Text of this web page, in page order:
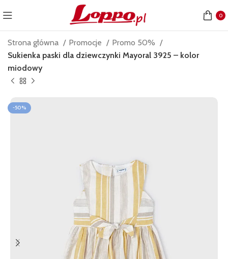
0
Strona główna Promocje
Promo 50%
Sukienka paski dla dziewczynki Mayoral 3925 – kolor
miodowy
-50%